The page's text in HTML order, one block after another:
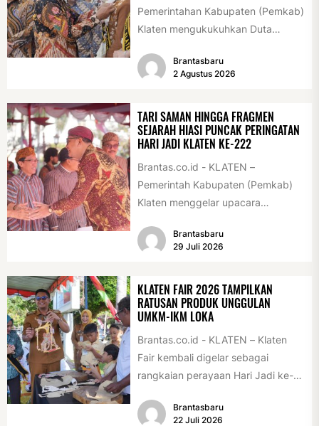
Pemerintahan Kabupaten (Pemkab)
Klaten mengukukuhkan Duta
pelajar dan pemuda. Pengukuhan
tersebut digelar...
Brantasbaru
2 Agustus 2026
TARI SAMAN HINGGA FRAGMEN
SEJARAH HIASI PUNCAK PERINGATAN
HARI JADI KLATEN KE-222
Brantas.co.id - KLATEN –
Pemerintah Kabupaten (Pemkab)
Klaten menggelar upacara
di Alun-alun Klaten, Selasa
Brantasbaru
29 Juli 2026
KLATEN FAIR 2026 TAMPILKAN
RATUSAN PRODUK UNGGULAN
UMKM-IKM LOKA
Brantas.co.id - KLATEN – Klaten
Fair kembali digelar sebagai
rangkaian perayaan Hari Jadi ke-
Acara ini digelar...
Brantasbaru
22 Juli 2026